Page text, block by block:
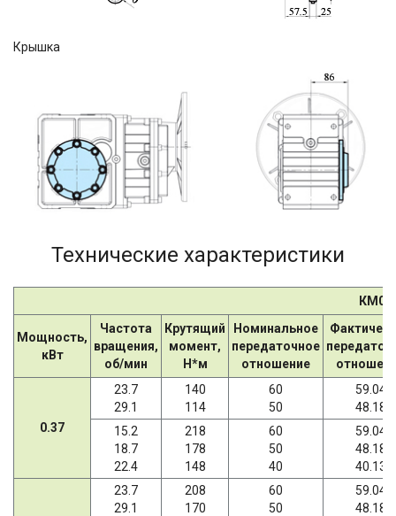
Крышка
Технические характеристики
Мощность,
кВт
Частота
вращения,
об/мин
Крутящий
момент,
Н*м
Номинальное
передаточное
отношение
0.37
23.7
29.1
140
114
60
50
59.04
48.18
15.2
18.7
22.4
218
178
148
60
50
40
59.04
48.18
40.13
23.7
29.1
208
170
60
50
59.04
48.18